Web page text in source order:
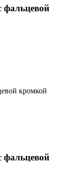
фальцевой
фальцевой